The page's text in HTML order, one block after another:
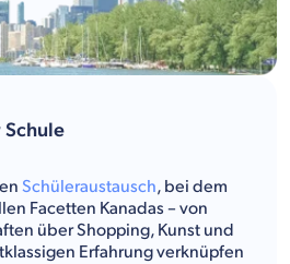
Schüleraustausch, bei dem
Facetten Kanadas – von
über Shopping, Kunst und
Erfahrung verknüpfen